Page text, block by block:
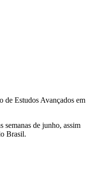
de Estudos Avançados em
semanas de junho, assim
Brasil.